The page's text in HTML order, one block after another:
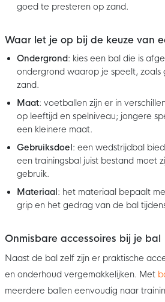
goed te presteren op zand.
Waar let je op bij de keuze van
Ondergrond: kies een bal die is
ondergrond waarop je speelt, zoals
zand.
Maat: voetballen zijn er in
op leeftijd en spelniveau; jongere
een kleinere maat.
Gebruiksdoel: een wedstrijdbal
een trainingsbal juist bestand moet
gebruik.
Materiaal: het materiaal bepaalt
grip en het gedrag van de bal
Onmisbare accessoires bij je bal
Naast de bal zelf zijn er praktische
en onderhoud vergemakkelijken. Met
meerdere ballen eenvoudig naar